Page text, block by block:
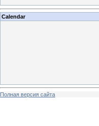
Calendar
Полная версия сайта